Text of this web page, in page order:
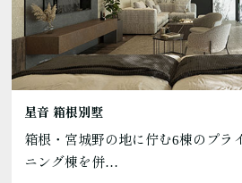
星音 箱根別墅
箱根・宮城野の地に佇む6棟のプラ
ニング棟を併…